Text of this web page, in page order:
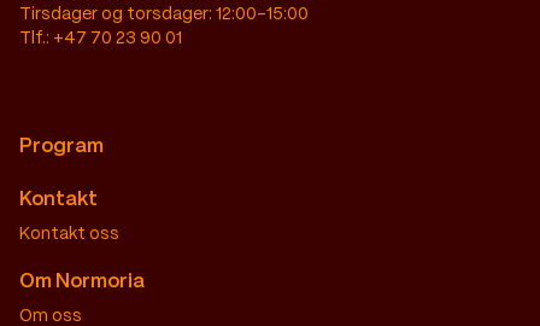
Tirsdager og torsdager: 12:00-15:00
Tlf.: +47 70 23 90 01
Program
Kontakt
Kontakt oss
Om Normoria
Om oss